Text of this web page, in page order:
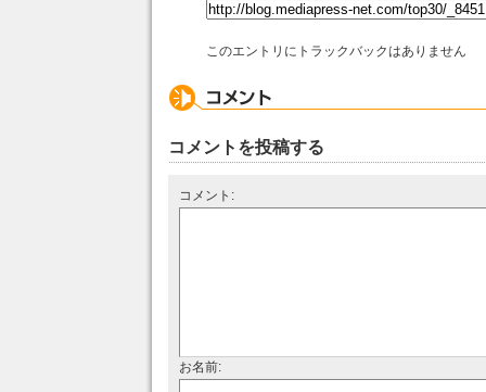
このエントリにトラックバックはありません
コメントを投稿する
コメント:
お名前: